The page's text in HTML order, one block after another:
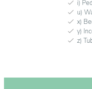
i)
u)
x)
y)
z)